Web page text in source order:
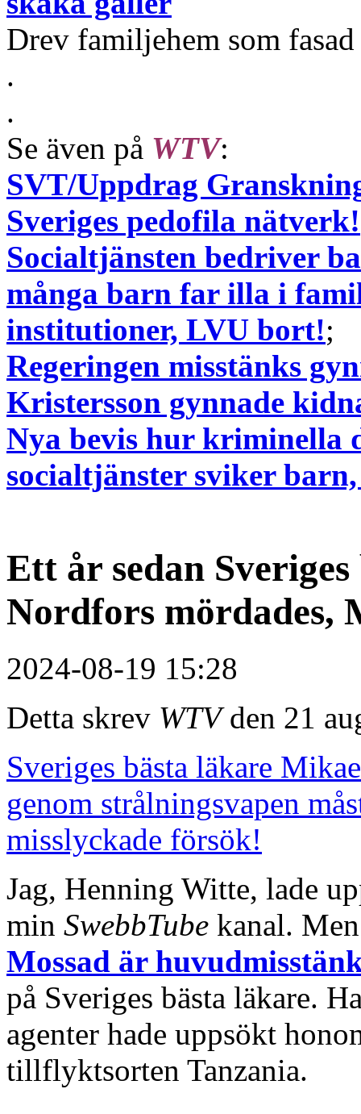
Drev familjehem som
.
.
Se även på WTV:
SVT/Uppdrag
Sveriges pedofila nätverk!
Socialtjänsten bedriver
många barn far illa i
institutioner, LVU bort!;
Regeringen misstänks
Kristersson gynnade
Nya bevis hur kriminella
socialtjänster sviker
Ett år sedan
Nordfors mördades,
2024-08-19 15:28
Detta skrev WTVden 21
Sveriges bästa läkare
genom strålningsvapen
misslyckade försök!
Jag, Henning Witte, lade
min SwebbTube kanal.
Mossad är
på Sveriges bästa läkare.
agenter hade uppsökt
tillflyktsorten Tanzania.